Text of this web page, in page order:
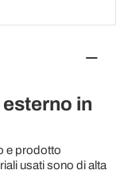
in
e prodotto
usati sono di alta